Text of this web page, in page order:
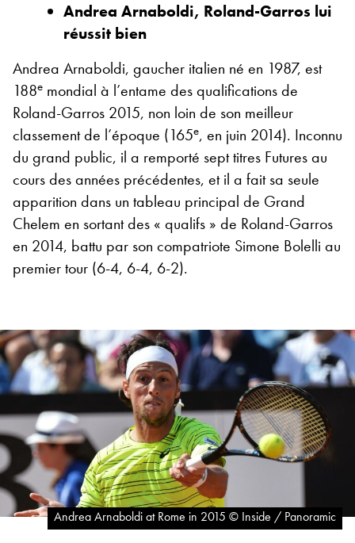
Andrea Arnaboldi, Roland-Garros lui
réussit bien
Andrea Arnaboldi, gaucher italien né en 1987, est
188e mondial à l’entame des qualifications de
Roland-Garros 2015, non loin de son meilleur
classement de l’époque (165e, en juin 2014). Inconnu
du grand public, il a remporté sept titres Futures au
cours des années précédentes, et il a fait sa seule
apparition dans un tableau principal de Grand
Chelem en sortant des « qualifs » de Roland-Garros
en 2014, battu par son compatriote Simone Bolelli au
premier tour (6-4, 6-4, 6-2).
Andrea Arnaboldi at Rome in 2015 © Inside / Panoramic